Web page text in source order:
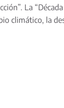
La
climático, la